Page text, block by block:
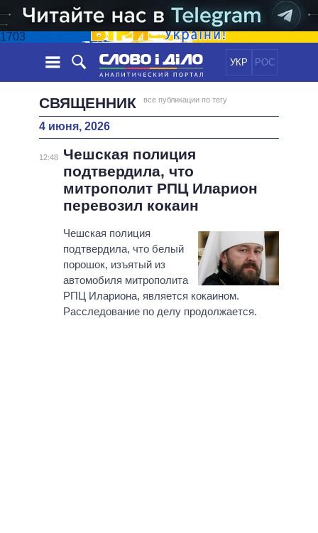
1703
УКР РОС
НОВОСТИ
ЛЕНТА
СОБЫТИЯ
СТАТЬИ
МНЕНИЯ
ОБЗОРЫ
ДАЙДЖЕСТЫ
ЭКОНОМИКА
ОБЩЕСТВО
МИР
ПОЛИТИКИ
ВСЕ ПОЛИТИКИ
ПРЕЗИДЕНТ И ОФИС
ВЕРХОВНАЯ РАДА
КАБИНЕТ МИНИСТРОВ
ГЛАВЫ ОБЛАДМИНИСТРАЦИЙ
МЭРЫ
ВСЕ ПЕРСОНЫ
ИНФОГРАФИКА
ПОДДЕРЖАТЬ
СРАВНЕНИЕ ПОЛИТИКОВ
СВЯЩЕННИК все публикации по тегу
4 июня, 2026
12:48
Чешская полиция
подтвердила, что
митрополит РПЦ Иларион
перевозил кокаин
Чешская полиция
подтвердила, что белый
порошок, изъятый из
автомобиля митрополита
РПЦ Илариона, является кокаином.
Расследование по делу продолжается.